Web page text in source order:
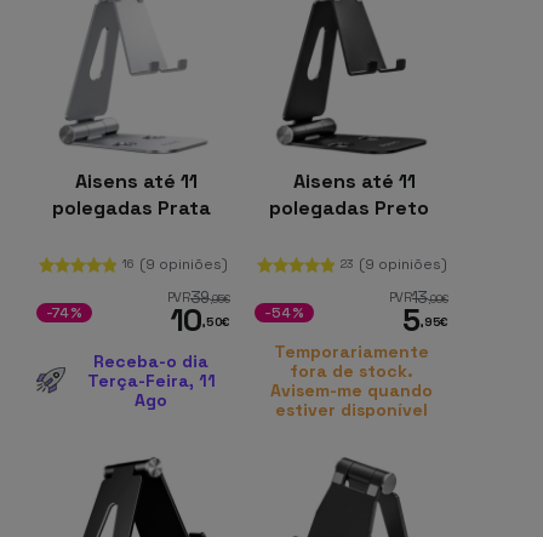
Aisens até 11
polegadas Prata
16 (9 opiniões)
PVR39,95€
10,50€
-74%
Receba-o dia
Terça-Feira, 11
Ago
Aisens até 11
polegadas Preto
23 (9 opiniões)
PVR13,00€
5,95€
-54%
Temporariamente
fora de stock.
Avisem-me quando
estiver disponível